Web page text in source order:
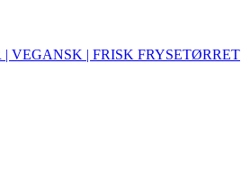
VEGANSK | FRISK FRYSETØRRET